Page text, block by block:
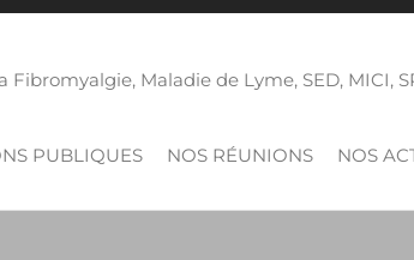
Maladie de Lyme, SED, MICI,
PUBLIQUES NOS RÉUNIONS NOS